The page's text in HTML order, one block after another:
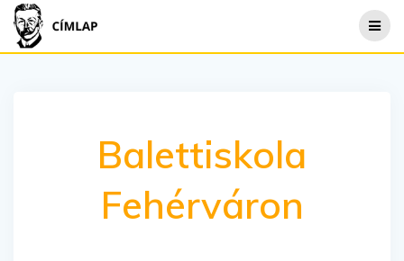
content
Balettiskola
Fehérváron